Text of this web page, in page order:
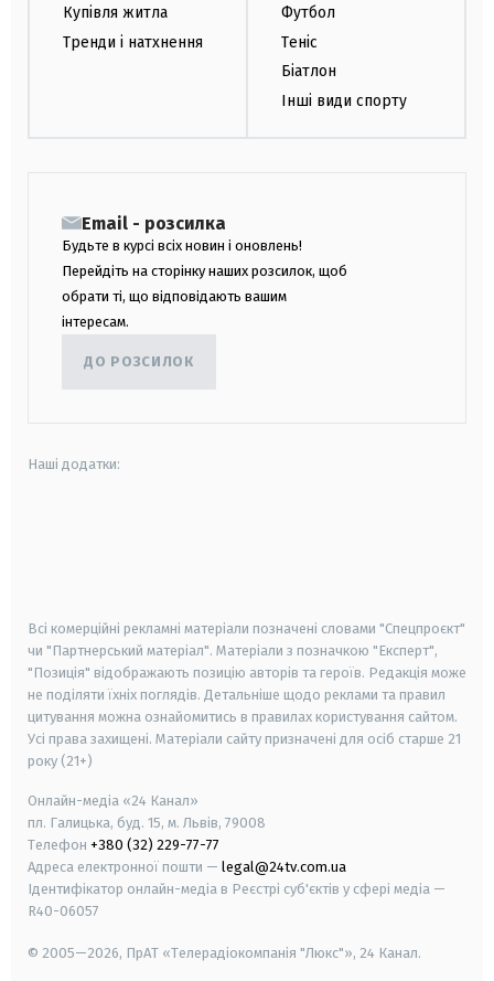
Купівля житла
Тренди і натхнення
Футбол
Теніс
Біатлон
Інші види спорту
Email - розсилка
Будьте в курсі всіх новин і оновлень!
Перейдіть на сторінку наших розсилок, щоб
обрати ті, що відповідають вашим
інтересам.
ДО РОЗСИЛОК
Наші додатки:
Всі комерційні рекламні матеріали позначені словами "Спецпроєкт"
чи "Партнерський матеріал". Матеріали з позначкою "Експерт",
"Позиція" відображають позицію авторів та героїв. Редакція може
не поділяти їхніх поглядів. Детальніше щодо реклами та правил
цитування можна ознайомитись в правилах користування сайтом.
Усі права захищені. Матеріали сайту призначені для осіб старше 21
року (21+)
Онлайн-медіа «24 Канал»
пл. Галицька, буд. 15, м. Львів, 79008
Телефон +380 (32) 229-77-77
Адреса електронної пошти — legal@24tv.com.ua
Ідентифікатор онлайн-медіа в Реєстрі суб'єктів у сфері медіа —
R40-06057
© 2005—2026, ПрАТ «Телерадіокомпанія "Люкс"», 24 Канал.